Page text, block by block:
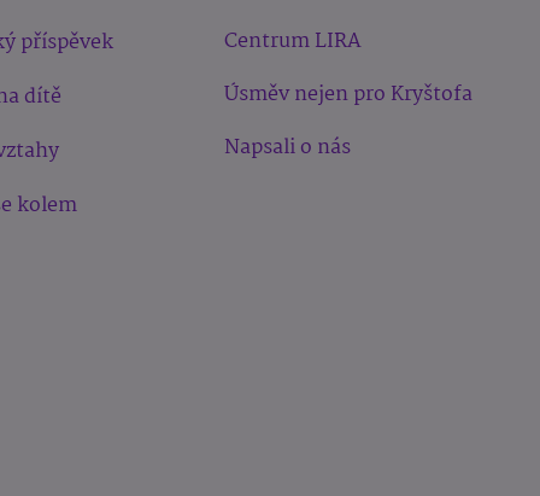
příspěvek
dítě
kolem
Centrum LIRA
Úsměv nejen pro Kryštofa
Napsali o nás